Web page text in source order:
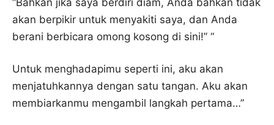
akan berpikir untuk menyakiti saya, dan Anda
berani berbicara omong kosong di sini!” “
Untuk menghadapimu seperti ini, aku akan
menjatuhkannya dengan satu tangan. Aku akan
membiarkanmu mengambil langkah pertama…”